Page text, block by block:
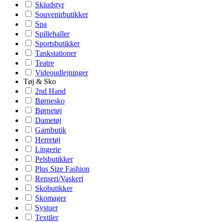
Skiudstyr
Souvenirbutikker
Spa
Spillehaller
Sportsbutikker
Tankstationer
Teatre
Videoudlejninger
Tøj & Sko
2nd Hand
Børnesko
Børnetøj
Dametøj
Garnbutik
Herretøj
Lingerie
Pelsbutikker
Plus Size Fashion
Renseri/Vaskeri
Skobutikker
Skomager
Systuer
Textiler